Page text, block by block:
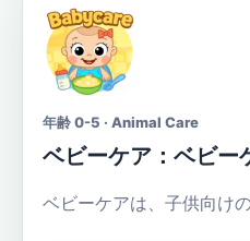
年齢 0-5 · Animal Care
ベビーケア：ベビー
ベビーケアは、子供向け